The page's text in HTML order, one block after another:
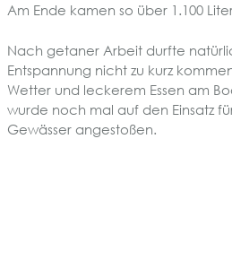
Am Ende kamen so über 1.100
Nach getaner Arbeit durfte
Entspannung nicht zu kurz
Wetter und leckerem Essen am
wurde noch mal auf den Einsatz
Gewässer angestoßen.